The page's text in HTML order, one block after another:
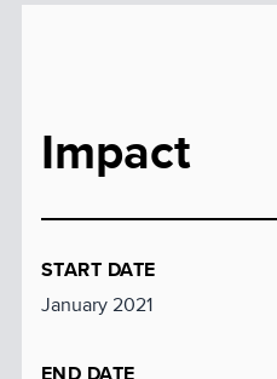
Impact
START DATE
January 2021